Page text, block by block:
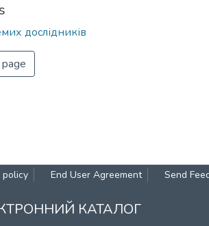
дослідників
policy End User Agreement Send
КАТАЛОГ